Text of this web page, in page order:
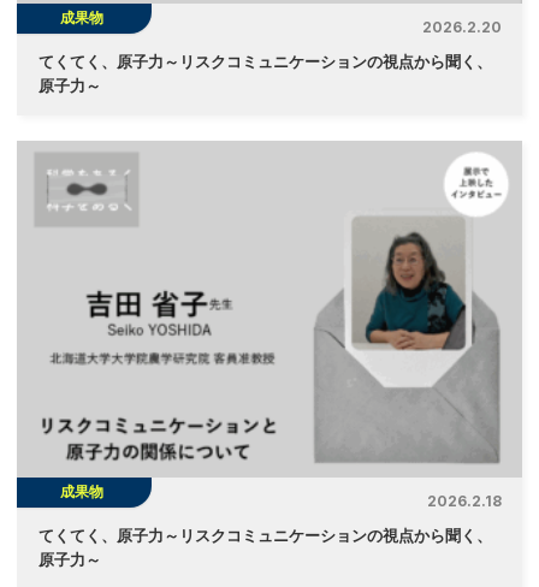
成果物
2026.2.20
てくてく、原子力～リスクコミュニケーションの視点から聞く、
原子力～
成果物
2026.2.18
てくてく、原子力～リスクコミュニケーションの視点から聞く、
原子力～